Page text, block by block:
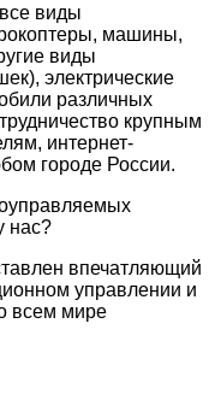
виды
машины,
виды
электрические
различных
крупным
интернет-
городе России.
нас?
впечатляющий
управлении и
всем мире